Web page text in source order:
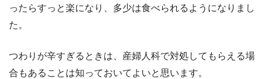
ったらすっと楽になり、多少は食べられるようになりまし
た。
つわりが辛すぎるときは、産婦人科で対処してもらえる場
合もあることは知っておいてよいと思います。